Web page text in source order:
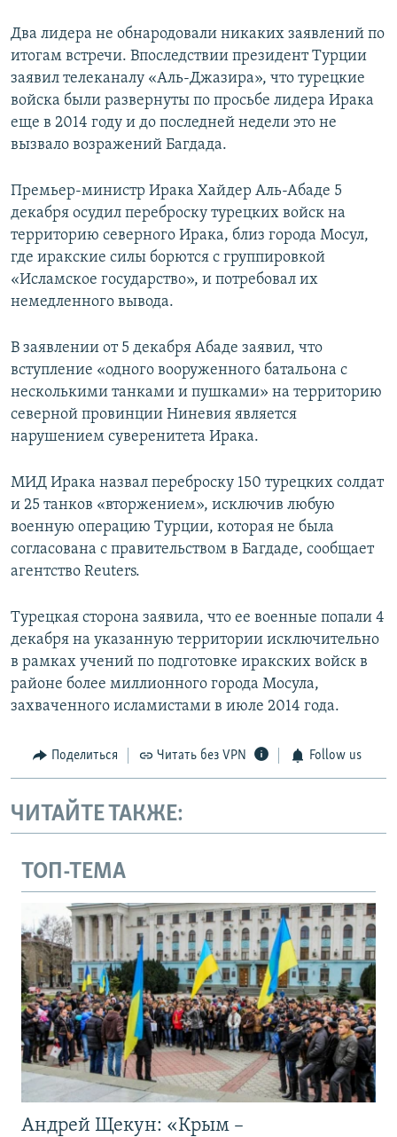
Два лидера не обнародовали никаких заявлений по
итогам встречи. Впоследствии президент Турции
заявил телеканалу «Аль-Джазира», что турецкие
войска были развернуты по просьбе лидера Ирака
еще в 2014 году и до последней недели это не
вызвало возражений Багдада.
Премьер-министр Ирака Хайдер Аль-Абаде 5
декабря осудил переброску турецких войск на
территорию северного Ирака, близ города Мосул,
где иракские силы борются с группировкой
«Исламское государство», и потребовал их
немедленного вывода.
В заявлении от 5 декабря Абаде заявил, что
вступление «одного вооруженного батальона с
несколькими танками и пушками» на территорию
северной провинции Ниневия является
нарушением суверенитета Ирака.
МИД Ирака назвал переброску 150 турецких солдат
и 25 танков «вторжением», исключив любую
военную операцию Турции, которая не была
согласована с правительством в Багдаде, сообщает
агентство Reuters.
Турецкая сторона заявила, что ее военные попали 4
декабря на указанную территории исключительно
в рамках учений по подготовке иракских войск в
районе более миллионного города Мосула,
захваченного исламистами в июле 2014 года.
Поделиться Читать без VPN Follow us
ЧИТАЙТЕ ТАКЖЕ:
ТОП-ТЕМА
Андрей Щекун: «Крым –